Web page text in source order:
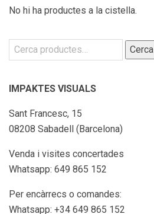
No hi ha productes a la cistella.
Cerca: Cerca
IMPAKTES VISUALS
Sant Francesc, 15
08208 Sabadell (Barcelona)
Venda i visites concertades
Whatsapp: 649 865 152
Per encàrrecs o comandes:
Whatsapp: +34 649 865 152